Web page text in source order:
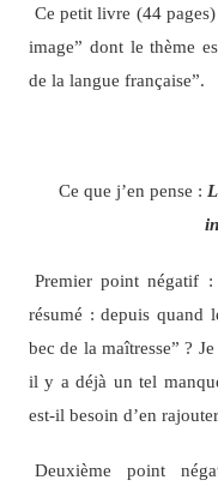
Ce petit livre (44
image” dont le thème
de la langue française”.
Ce que j’en pense :
Premier point négatif :
résumé : depuis quand
bec de la maîtresse” ?
il y a déjà un tel
est-il besoin d’en
Deuxième point